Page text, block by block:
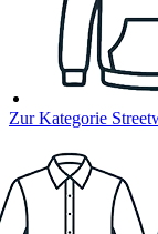
Zur Kategorie